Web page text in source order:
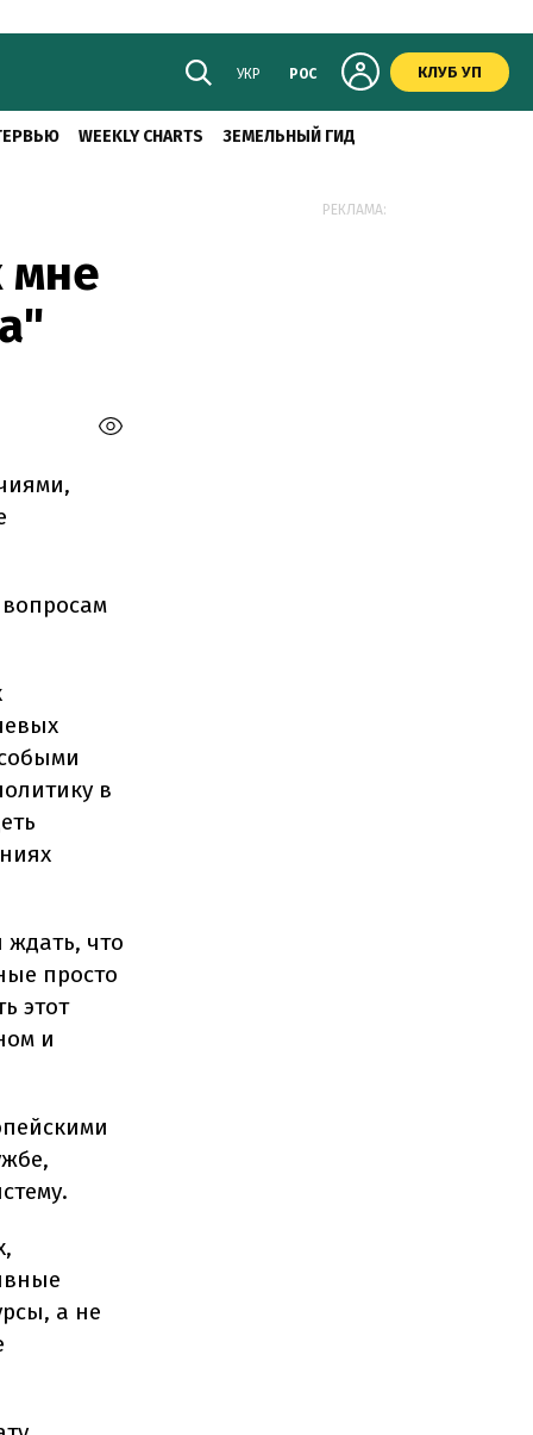
УКР РОС КЛУБ УП
WEEKLY CHARTS ЗЕМЕЛЬНЫЙ ГИД
мне
в
ждать, что
просто
этот
и
а не
РЕКЛАМА: